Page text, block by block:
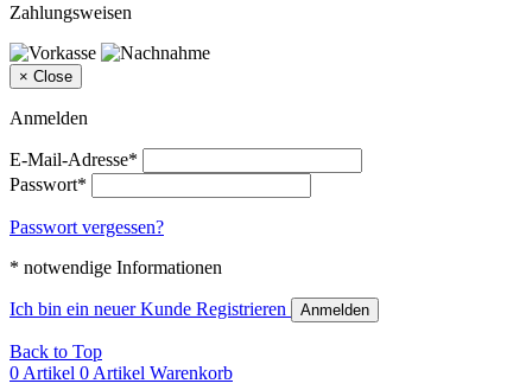
Zahlungsweisen
× Close
Anmelden
E-Mail-Adresse*
Passwort*
Passwort vergessen?
* notwendige Informationen
Ich bin ein neuer Kunde Registrieren Anmelden
Back to Top
0 Artikel 0 Artikel Warenkorb